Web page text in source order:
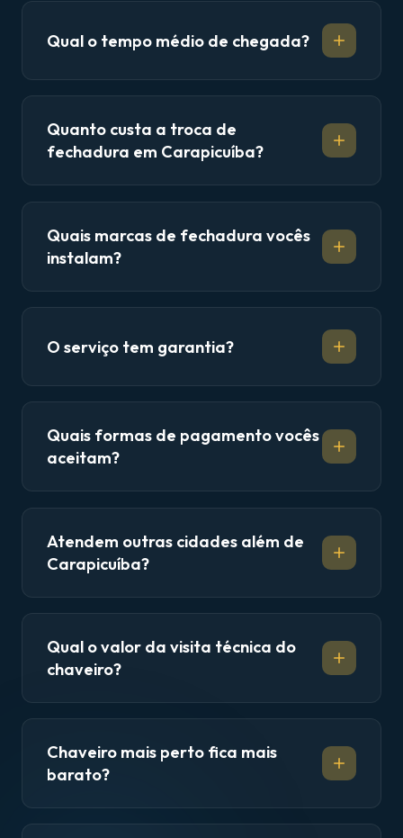
Qual o tempo médio de chegada?
Quanto custa a troca de
fechadura em Carapicuíba?
Quais marcas de fechadura vocês
instalam?
O serviço tem garantia?
Quais formas de pagamento vocês
aceitam?
Atendem outras cidades além de
Carapicuíba?
Qual o valor da visita técnica do
chaveiro?
Chaveiro mais perto fica mais
barato?